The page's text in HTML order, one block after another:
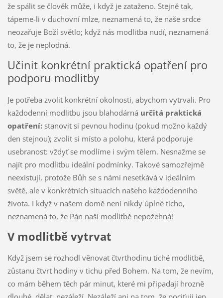
že spálit se člověk může, i když je zataženo. Stejně tak,
tápeme-li v duchovní mlze, neznamená to, že naše srdce
neozařuje Boží světlo; když nás modlitba nudí, neznamená
to, že je neplodná.
Učinit konkrétní praktická opatření pro
podporu modlitby
Je potřeba zvolit konkrétní okolnosti, abychom vytrvali. Pro
každodenní modlitbu jsou blahodárná určitá praktická
opatření:stanovit si pevnou hodinu (pokud možno každý
den stejnou); zvolit si místo a polohu, která podporuje
usebranost: vždyť se modlíme i svým tělem. Nesnažme se
najít pro modlitbu ideální podmínky. Takové samozřejmě
neexistují, protože Bůh se s námi nesetkává v ideálním
světě, ale v konkrétních situacích našeho každodenního
života. I když v našem domě není nikdy úplné ticho,
neznamená to, že Pán naší modlitbě nepožehná!
V modlitbě vytrvat
Když jsem se rozhodl věnovat čtvrthodinu tiché modlitbě,
zůstanu čtvrt hodiny v tichu před Bohem. Na tom, že nevím,
co mám během těch pár minut, které mi připadají hrozně